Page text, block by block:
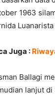
1963
Juga :
Ballagi
lanjut di